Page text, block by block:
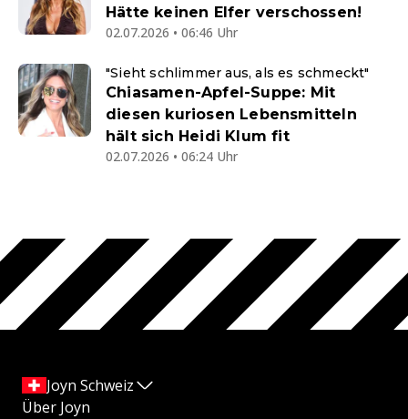
Hätte keinen Elfer verschossen!
02.07.2026 • 06:46 Uhr
"Sieht schlimmer aus, als es schmeckt"
Chiasamen-Apfel-Suppe: Mit
diesen kuriosen Lebensmitteln
hält sich Heidi Klum fit
02.07.2026 • 06:24 Uhr
Joyn Schweiz
Über Joyn